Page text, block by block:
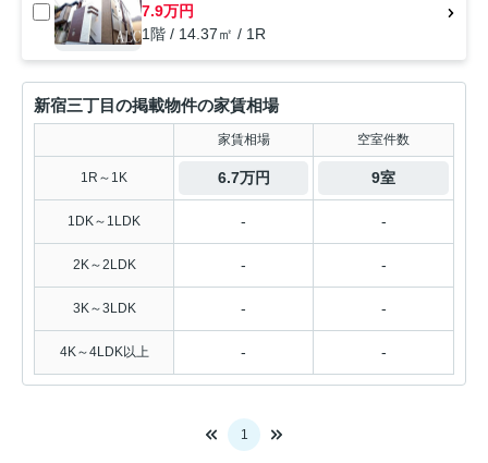
7.9万円
1階 / 14.37㎡ / 1R
新宿三丁目の掲載物件の家賃相場
家賃相場 空室件数
1R～1K 6.7万円 9室
1DK～1LDK - -
2K～2LDK - -
3K～3LDK - -
4K～4LDK以上 - -
1